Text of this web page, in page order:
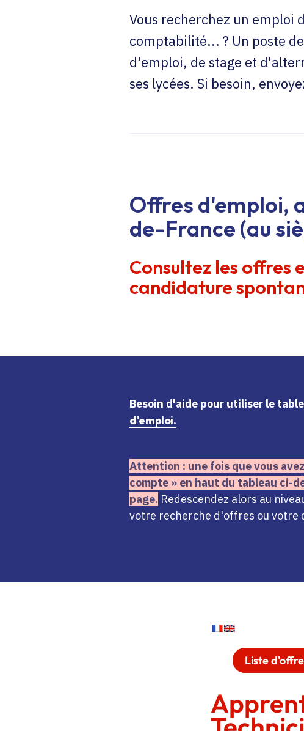
Vous recherchez un
comptabilité... ? Un poste
d'emploi, de stage et
ses lycées. Si besoin,
Offres d'emploi,
de-France (au
Consultez les offres
candidature
Besoin d'aide pour utiliser le
d'emploi.
Attention : une fois que vous
compte » en haut du tableau ci-
page. Redescendez alors au
votre recherche d'offres ou votre